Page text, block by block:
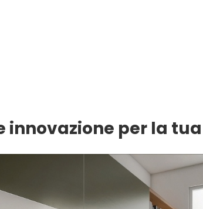
innovazione per la